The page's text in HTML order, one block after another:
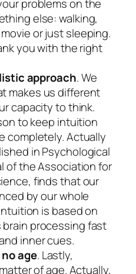
problems on the
else: walking,
or just sleeping.
you with the right
approach. We
makes us different
capacity to think.
to keep intuition
completely. Actually
in Psychological
of the Association for
finds that our
by our whole
is based on
processing fast
inner cues.
age. Lastly,
of age. Actually,